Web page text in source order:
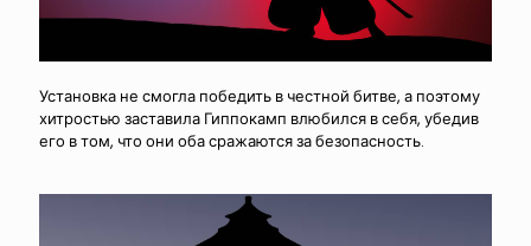
Установка не смогла победить в честной битве, а поэтому
хитростью заставила Гиппокамп влюбился в себя, убедив
его в том, что они оба сражаются за безопасность.